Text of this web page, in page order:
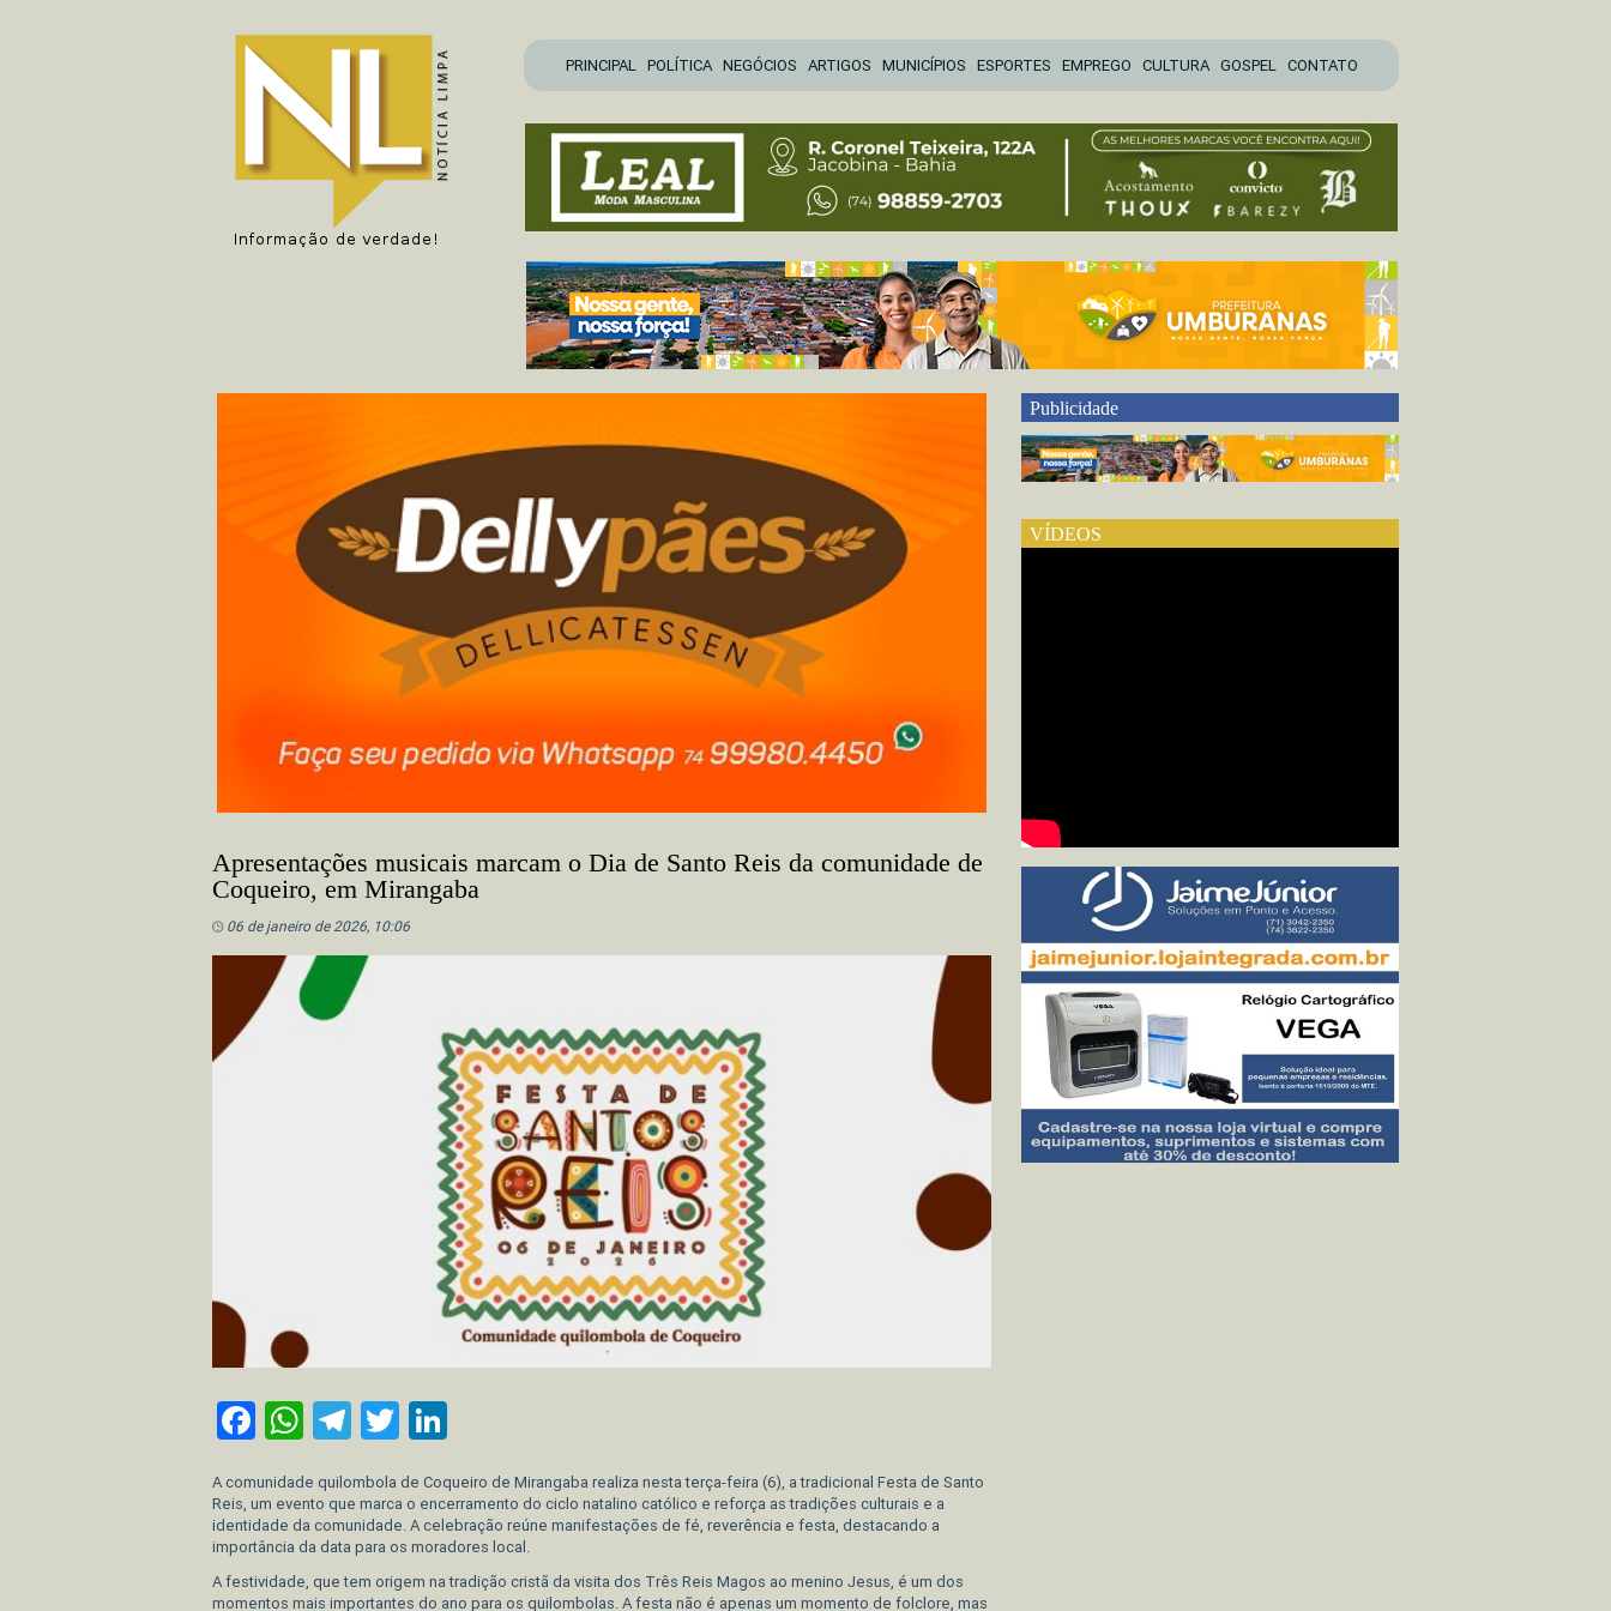
para
o
PRINCIPAL POLÍTICA NEGÓCIOS ARTIGOS MUNICÍPIOS ESPORTES EMPREGO CULTURA GOSPEL CONTATO
Apresentações musicais marcam o Dia de Santo Reis da comunidade de
Coqueiro, em Mirangaba
06 de janeiro de 2026, 10:06
Facebook
WhatsApp
Telegram
Twitter
A comunidade quilombola de Coqueiro de Mirangaba realiza nesta terça-feira (6), a tradicional Festa de Santo
Reis, um evento que marca o encerramento do ciclo natalino católico e reforça as tradições culturais e a
identidade da comunidade. A celebração reúne manifestações de fé, reverência e festa, destacando a
importância da data para os moradores local.
A festividade, que tem origem na tradição cristã da visita dos Três Reis Magos ao menino Jesus, é um dos
momentos mais importantes do ano para os quilombolas. A festa não é apenas um momento de folclore, mas
Publicidade
VÍDEOS